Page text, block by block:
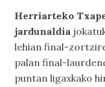
Herriarteko
jardunaldia
lehian final-
palan final-
puntan ligaxkako